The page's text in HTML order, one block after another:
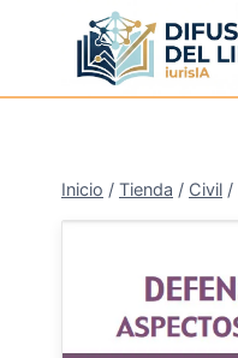
contenido
Inicio / Tienda / Civil /